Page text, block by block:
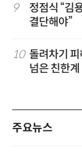
9
정점식 “김
결단해야”
10 돌려차기
넘은 친한계
주요뉴스